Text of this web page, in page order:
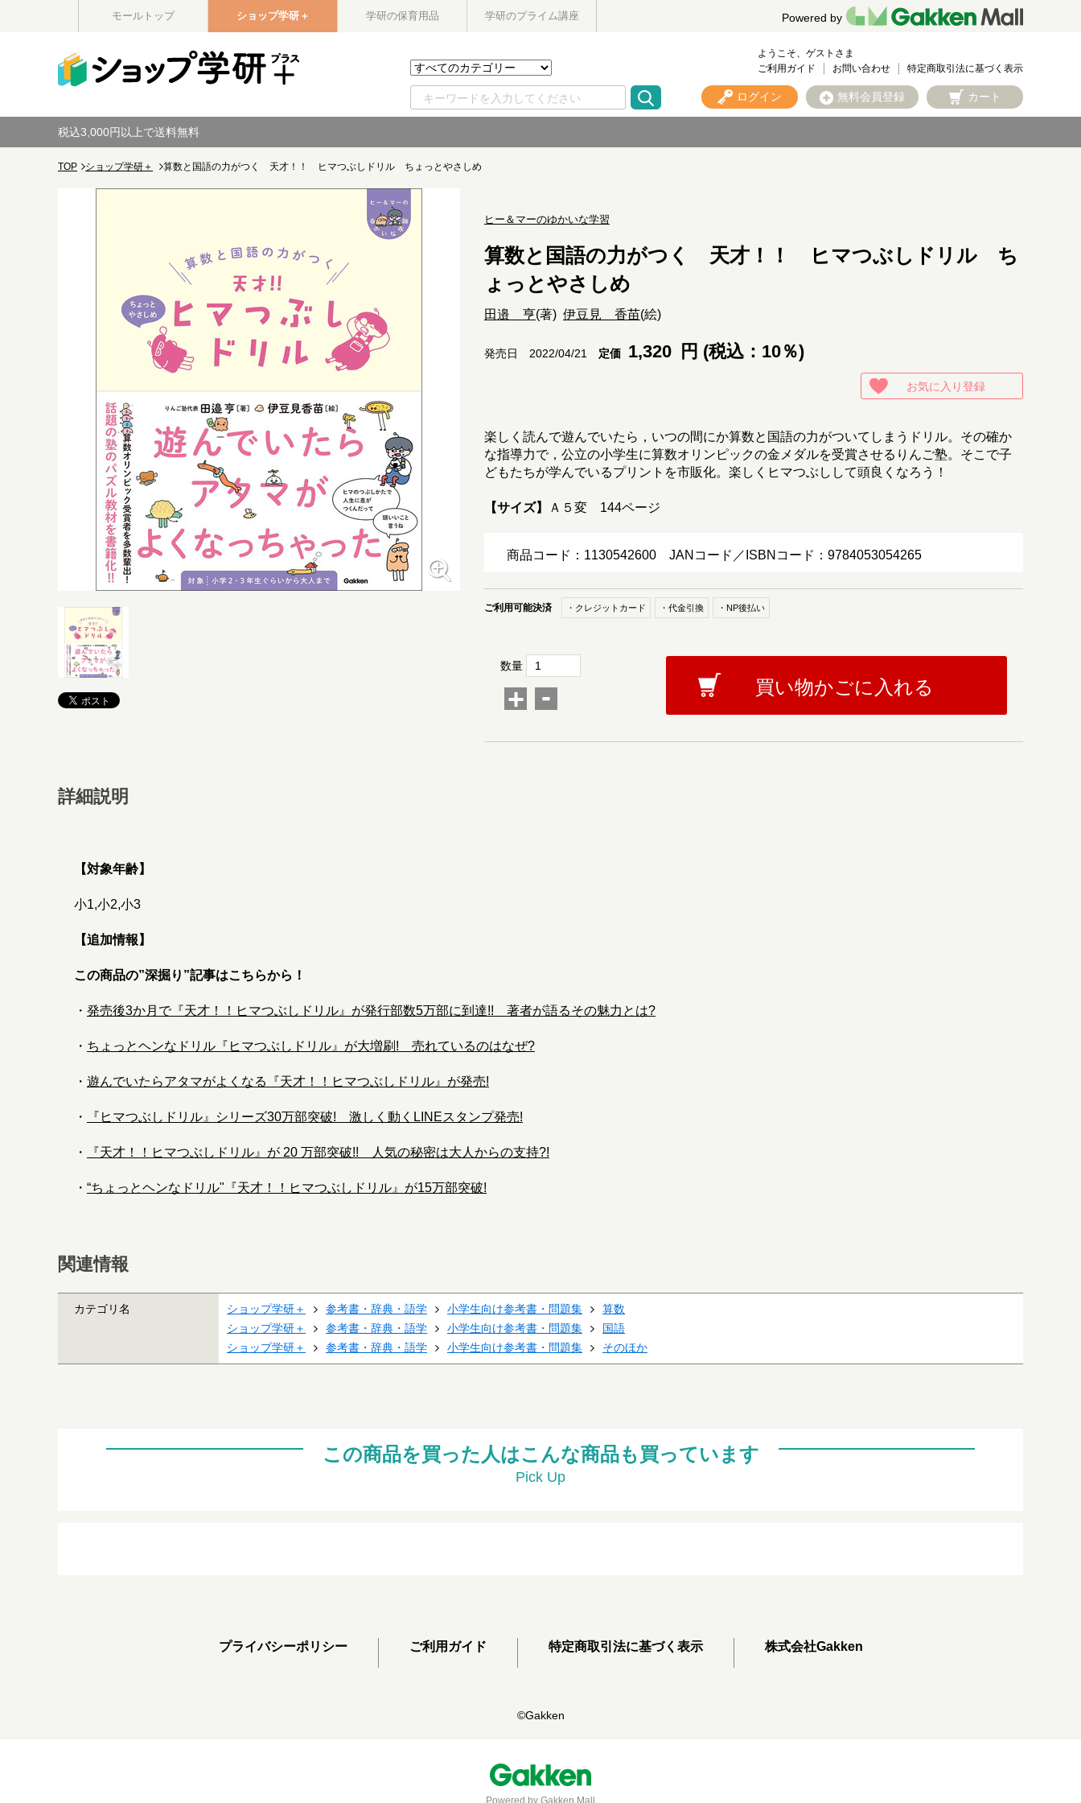
モールトップ ショップ学研＋ 学研の保育用品 学研のプライム講座 Powered by
ようこそ、ゲストさま
ご利用ガイド
お問い合わせ 特定商取引法に基づく表示
ログイン 無料会員登録 カート
税込3,000円以上で送料無料
TOP ショップ学研＋ 算数と国語の力がつく 天才！！ ヒマつぶしドリル ちょっとやさしめ
ヒー＆マーのゆかいな学習
算数と国語の力がつく 天才！！ ヒマつぶしドリル ち
ょっとやさしめ
田邉 亨(著) 伊豆見 香苗(絵)
発売日 2022/04/21 定価 1,320 円 (税込：10％)
お気に入り登録
楽しく読んで遊んでいたら，いつの間にか算数と国語の力がついてしまうドリル。その確か
な指導力で，公立の小学生に算数オリンピックの金メダルを受賞させるりんご塾。そこで子
どもたちが学んでいるプリントを市販化。楽しくヒマつぶしして頭良くなろう！
【サイズ】 Ａ５変 144ページ
商品コード：1130542600 JANコード／ISBNコード：9784053054265
ご利用可能決済 ・クレジットカード ・代金引換 ・NP後払い
数量
+ - 買い物かごに入れる
詳細説明
【対象年齢】
小1,小2,小3
【追加情報】
この商品の”深掘り”記事はこちらから！
・ 発売後3か月で『天才！！ヒマつぶしドリル』が発行部数5万部に到達!! 著者が語るその魅力とは?
・ ちょっとヘンなドリル『ヒマつぶしドリル』が大増刷! 売れているのはなぜ?
・ 遊んでいたらアタマがよくなる『天才！！ヒマつぶしドリル』が発売!
・ 『ヒマつぶしドリル』シリーズ30万部突破! 激しく動くLINEスタンプ発売!
・ 『天才！！ヒマつぶしドリル』が 20 万部突破!! 人気の秘密は大人からの支持?!
・ “ちょっとヘンなドリル"『天才！！ヒマつぶしドリル』が15万部突破!
関連情報
カテゴリ名 ショップ学研＋ 参考書・辞典・語学 小学生向け参考書・問題集
算数
ショップ学研＋
参考書・辞典・語学 小学生向け参考書・問題集
国語
ショップ学研＋
参考書・辞典・語学 小学生向け参考書・問題集 そのほか
この商品を買った人はこんな商品も買っています
Pick Up
プライバシーポリシー ご利用ガイド 特定商取引法に基づく表示 株式会社Gakken
©Gakken
Powered by Gakken Mall